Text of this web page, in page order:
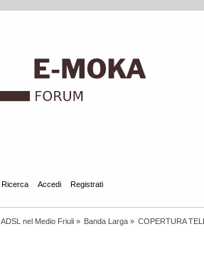
Ricerca Accedi Registrati
ADSL nel Medio Friuli» Banda Larga» COPERTURA